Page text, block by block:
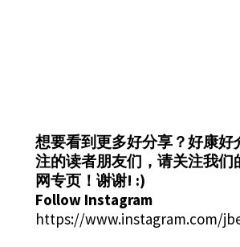
想要看到更多好分享？好康好
注的读者朋友们，请关注我们
网专页！谢谢! :)
Follow Instagram
https://www.instagram.com/